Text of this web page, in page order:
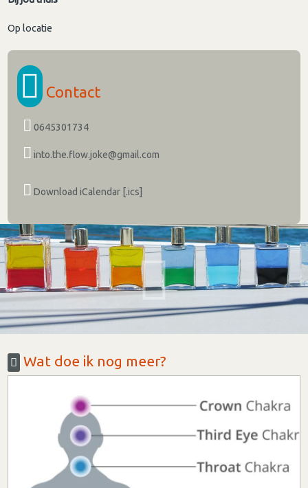
Op locatie
Contact
0645301734
into.the.flow.joke@gmail.com
Download iCalendar [.ics]
Wat doe ik nog meer?